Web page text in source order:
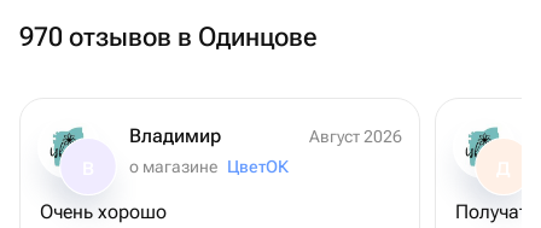
970 отзывов в Одинцове
Владимир
Август 2026
о магазине ЦветОК
Очень хорошо
Д